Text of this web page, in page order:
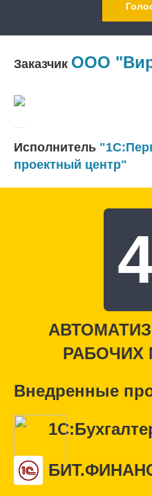
Заказчик ООО
Исполнитель
проектный центр"
РАБОЧИХ
Внедренные